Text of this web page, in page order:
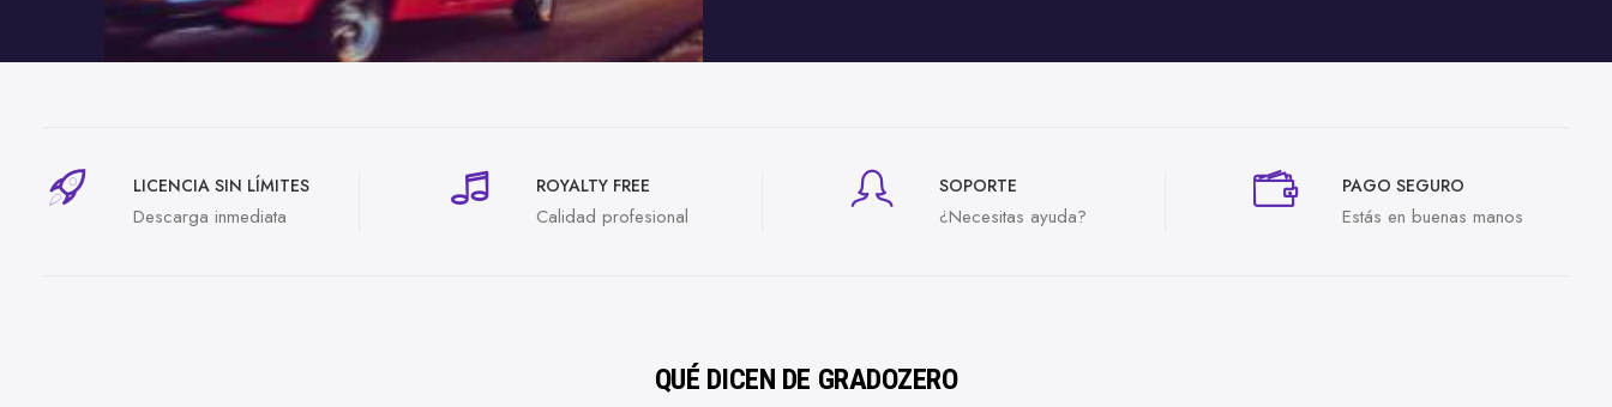
LICENCIA SIN LÍMITES
Descarga inmediata
ROYALTY FREE
Calidad profesional
SOPORTE
¿Necesitas ayuda?
PAGO SEGURO
Estás en buenas manos
QUÉ DICEN DE GRADOZERO